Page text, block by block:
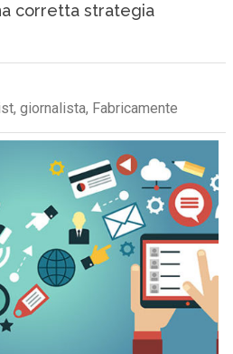
corretta strategia
giornalista, Fabricamente